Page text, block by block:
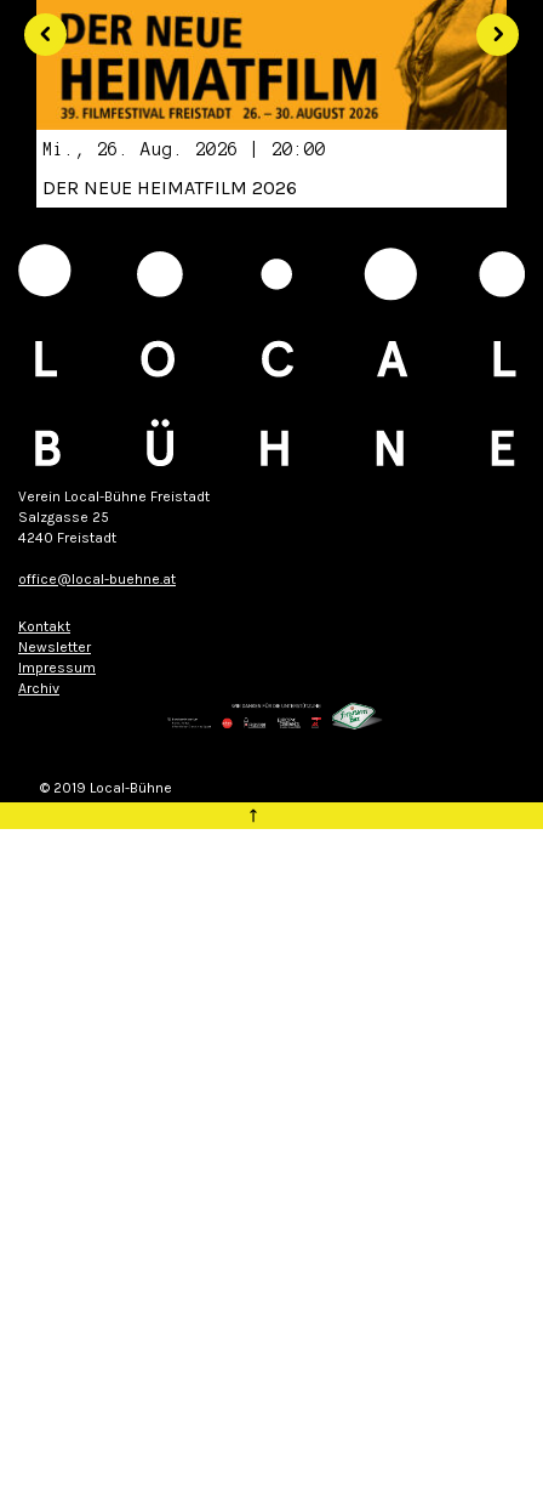
Mi., 26. Aug. 2026 | 20:00
DER NEUE HEIMATFILM 2026
Verein Local-Bühne Freistadt
Salzgasse 25
4240 Freistadt
office@local-buehne.at
Kontakt
Newsletter
Impressum
Archiv
© 2019 Local-Bühne